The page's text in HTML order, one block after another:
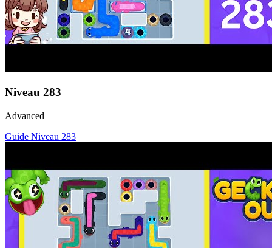
Niveau 283
Advanced
Guide Niveau 283